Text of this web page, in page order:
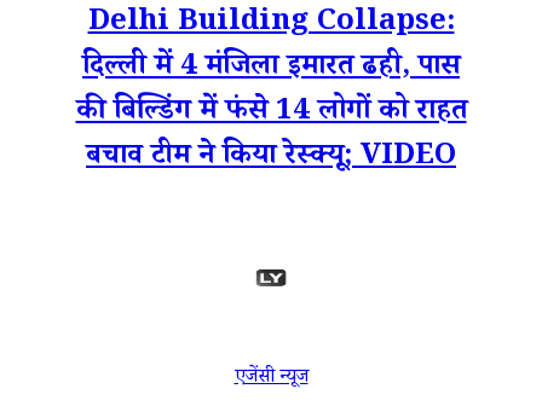
Delhi Building Collapse:
दिल्ली में 4 मंजिला इमारत ढही, पास
की बिल्डिंग में फंसे 14 लोगों को राहत
बचाव टीम ने किया रेस्क्यू; VIDEO
एजेंसी न्यूज